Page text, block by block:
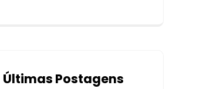
Últimas Postagens